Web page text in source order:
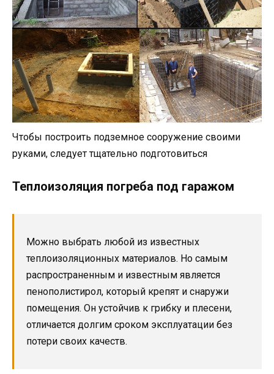
Чтобы построить подземное сооружение своими
руками, следует тщательно подготовиться
Теплоизоляция погреба под гаражом
Можно выбрать любой из известных
теплоизоляционных материалов. Но самым
распространенным и известным является
пенополистирол, который крепят и снаружи
помещения. Он устойчив к грибку и плесени,
отличается долгим сроком эксплуатации без
потери своих качеств.